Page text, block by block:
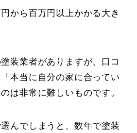
から百万円以上かかる大き
装業者がありますが、口コ
本当に自分の家に合ってい
は非常に難しいものです。
んでしまうと、数年で塗装